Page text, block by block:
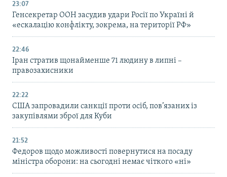
23:07
Генсекретар ООН засудив удари Росії по Україні й
«ескалацію конфлікту, зокрема, на території РФ»
22:46
Іран стратив щонайменше 71 людину в липні –
правозахисники
22:22
США запровадили санкції проти осіб, пов’язаних із
закупівлями зброї для Куби
21:52
Федоров щодо можливості повернутися на посаду
міністра оборони: на сьогодні немає чіткого «ні»